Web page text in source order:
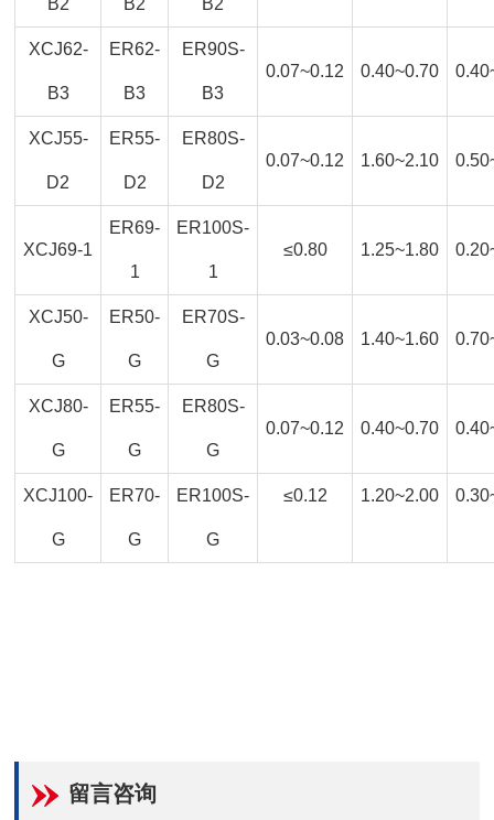
B2 B2 B2
XCJ62-
B3
ER62-
B3
ER90S-
B3
0.07~0.12 0.40~0.70
XCJ55-
D2
ER55-
D2
ER80S-
D2
0.07~0.12 1.60~2.10
XCJ69-1
ER69-
1
ER100S-
1
≤0.80 1.25~1.80
XCJ50-
G
ER50-
G
ER70S-
G
0.03~0.08 1.40~1.60
XCJ80-
G
ER55-
G
ER80S-
G
0.07~0.12 0.40~0.70
XCJ100-
G
ER70-
G
ER100S-
G
≤0.12 1.20~2.00
留言咨询